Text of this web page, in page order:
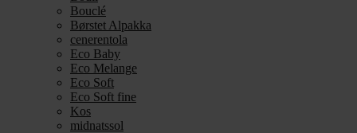
Bouclé
Børstet Alpakka
cenerentola
Eco Baby
Eco Melange
Eco Soft
Eco Soft fine
Kos
midnatssol